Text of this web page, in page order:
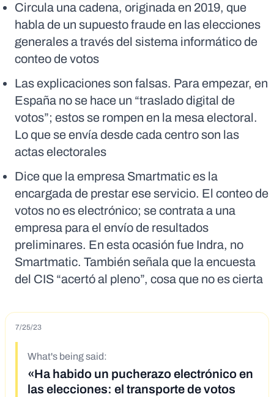
Circula una cadena, originada en 2019, que
habla de un supuesto fraude en las elecciones
generales a través del sistema informático de
conteo de votos
Las explicaciones son falsas. Para empezar, en
España no se hace un “traslado digital de
votos”; estos se rompen en la mesa electoral.
Lo que se envía desde cada centro son las
actas electorales
Dice que la empresa Smartmatic es la
encargada de prestar ese servicio. El conteo de
votos no es electrónico; se contrata a una
empresa para el envío de resultados
preliminares. En esta ocasión fue Indra, no
Smartmatic. También señala que la encuesta
del CIS “acertó al pleno”, cosa que no es cierta
7/25/23
What's being said:
«Ha habido un pucherazo electrónico en
las elecciones: el transporte de votos